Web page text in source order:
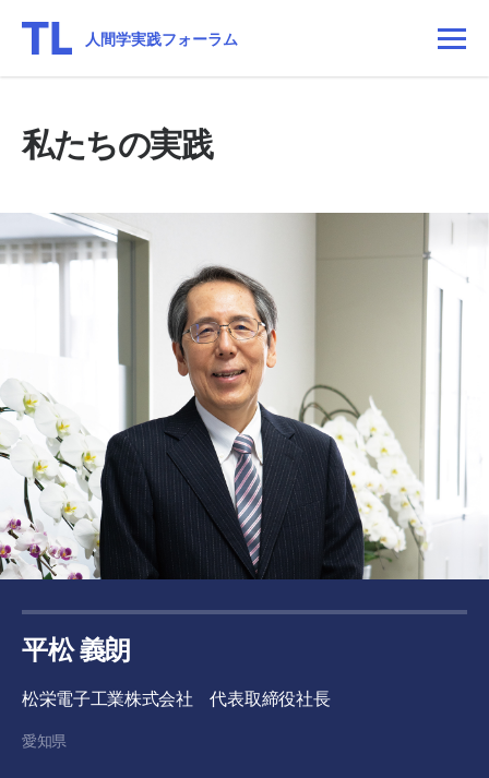
人間学実践フォーラム
私たちの実践
平松 義朗
松栄電子工業株式会社 代表取締役社長
愛知県